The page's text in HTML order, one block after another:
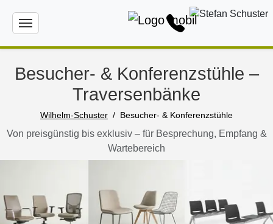
Besucher- & Konferenzstühle –
Traversenbänke
Wilhelm-Schuster Besucher- & Konferenzstühle
Von preisgünstig bis exklusiv – für Besprechung, Empfang &
Wartebereich